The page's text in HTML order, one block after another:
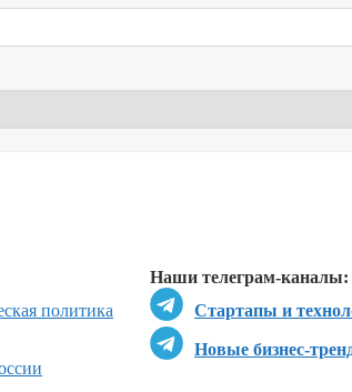
Наши телеграм-каналы:
Стартапы и
Новые бизнес-
политика